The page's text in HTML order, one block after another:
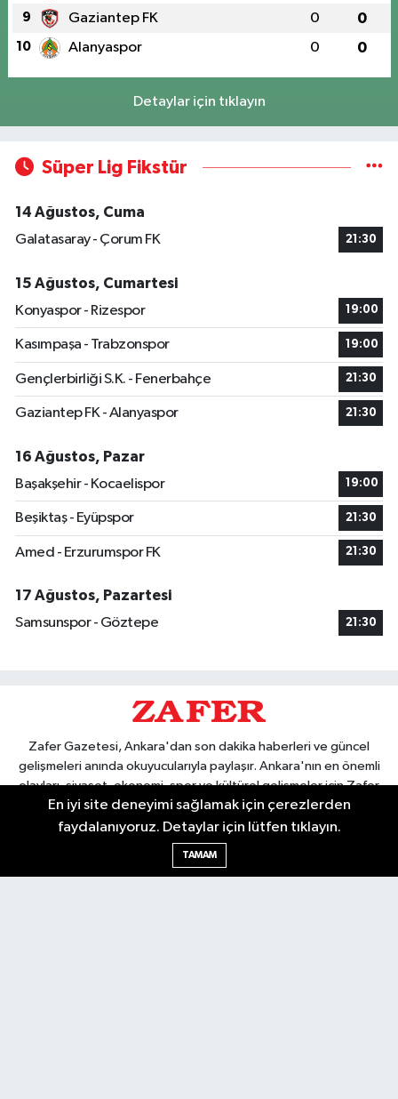
9 Gaziantep FK 0 0
10 Alanyaspor 0 0
Detaylar için tıklayın
Süper Lig Fikstür
14 Ağustos, Cuma
Galatasaray - Çorum FK
21:30
15 Ağustos, Cumartesi
Konyaspor - Rizespor
19:00
Kasımpaşa - Trabzonspor 19:00
Gençlerbirliği S.K. - Fenerbahçe 21:30
Gaziantep FK - Alanyaspor 21:30
16 Ağustos, Pazar
Başakşehir - Kocaelispor
19:00
Beşiktaş - Eyüpspor 21:30
Amed - Erzurumspor FK 21:30
17 Ağustos, Pazartesi
Samsunspor - Göztepe
21:30
Zafer Gazetesi, Ankara'dan son dakika haberleri ve güncel
gelişmeleri anında okuyucularıyla paylaşır. Ankara'nın en önemli
olayları, siyaset, ekonomi, spor ve kültürel gelişmeler için Zafer
Gazetesi'ni takip edin. Başkentin güvendiği haber kaynağı.
En iyi site deneyimi sağlamak için çerezlerden
faydalanıyoruz. Detaylar için lütfen tıklayın.
TAMAM